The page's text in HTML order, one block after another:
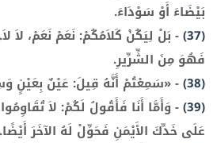
بَيْضَاءَ أَوْ سَوْدَاءَ.
(37)
- بَلْ لِيَكُنْ كَلاَمُكُمْ: نَعَمْ نَعَمْ، لاَ
فَهُوَ مِنَ الشِّرِّيرِ.
(38)
-«سَمِعْتُمْ أَنَّهُ قِيلَ: عَيْنٌ بِعَيْنٍ
(39)
- وَأَمَّا أَنَا فَأَقُولُ لَكُمْ: لاَ
عَلَى خَدِّكَ الأَيْمَنِ فَحَوِّلْ لَهُ الآخَرَ أَيْضًا.